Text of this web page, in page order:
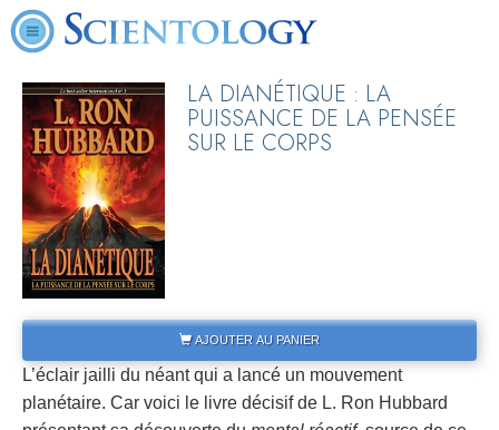
LA DIANÉTIQUE : LA
PUISSANCE DE LA PENSÉE
SUR LE CORPS
AJOUTER AU PANIER
L’éclair jailli du néant qui a lancé un mouvement
planétaire. Car voici le livre décisif de L. Ron Hubbard